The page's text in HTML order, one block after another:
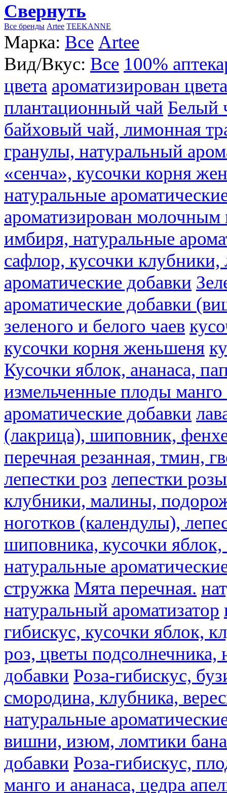
Свернуть
Все бренды Artee TEEKANNE
Марка: Все Artee
Вид/Вкус: Все 100%
цвета ароматизирован
плантационный чай Белый
байховый чай, лимонная
гранулы, натуральный
«сенча», кусочки корня
натуральные
ароматизирован молочным
имбиря, натуральные
сафлор, кусочки
ароматические добавки
ароматические добавки
зеленого и белого чаев
кусочки корня женьшеня
Кусочки яблок, ананаса,
измельченные плоды
ароматические добавки
(лакрица), шиповник,
перечная резанная, тмин,
лепестки роз лепестки розы
клубники, малины,
ноготков (календулы),
шиповника, кусочки
натуральные
стружка Мята перечная.
натуральный ароматизатор
гибискус, кусочки яблок,
роз, цветы подсолнечника,
добавки Роза-гибискус,
смородина, клубника,
натуральные
вишни, изюм, ломтики
добавки Роза-гибискус,
манго и ананаса, цедра